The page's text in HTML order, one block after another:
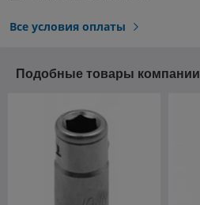
Все условия оплаты
Подобные товары компании